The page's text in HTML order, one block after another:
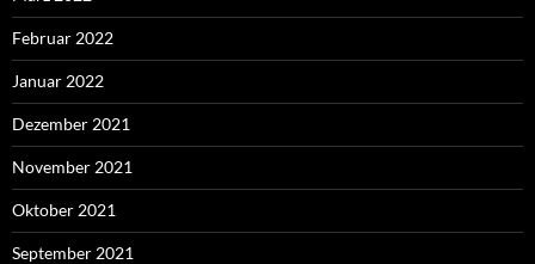
Februar 2022
Januar 2022
Dezember 2021
November 2021
Oktober 2021
September 2021